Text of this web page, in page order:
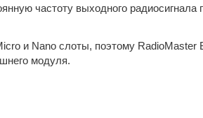
частоту выходного
и Nano слоты, поэтому
модуля.